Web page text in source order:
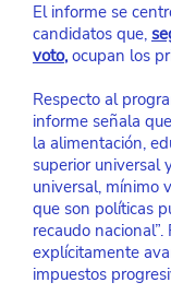
El informe se
candidatos que,
voto, ocupan los
Respecto al
informe señala
la alimentación,
superior universal
universal, mínimo
que son políticas
recaudo
explícitamente
impuestos